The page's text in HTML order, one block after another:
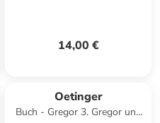
14,00 €
Oetinger
Buch - Gregor 3. Gregor und